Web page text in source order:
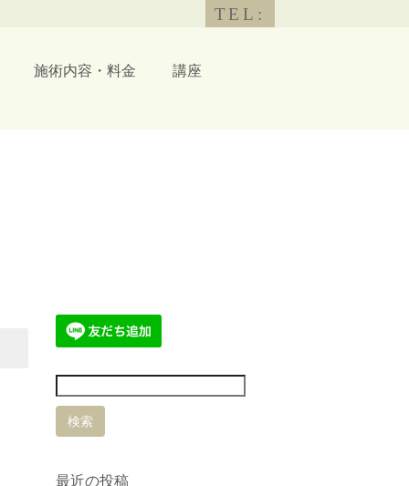
TEL:
施術内容・料金 講座
最近の投稿